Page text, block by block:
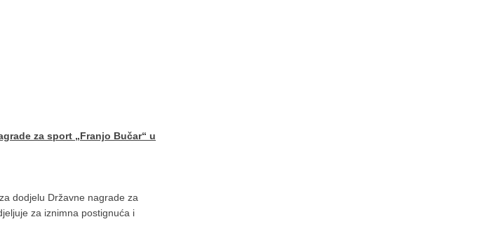
za sport „Franjo Bučar“ u
dodjelu Državne nagrade za
za iznimna postignuća i